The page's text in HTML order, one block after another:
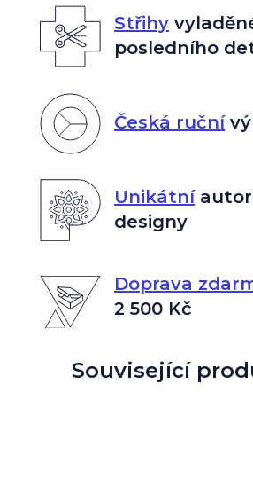
Střihy
posledního
Česká ruční
Unikátní
designy
Doprava
2 500 Kč
Související